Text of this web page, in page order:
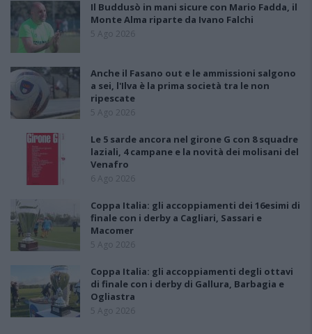
Il Buddusò in mani sicure con Mario Fadda, il
Monte Alma riparte da Ivano Falchi
5 Ago 2026
Anche il Fasano out e le ammissioni salgono
a sei, l'Ilva è la prima società tra le non
ripescate
5 Ago 2026
Le 5 sarde ancora nel girone G con 8 squadre
laziali, 4 campane e la novità dei molisani del
Venafro
6 Ago 2026
Coppa Italia: gli accoppiamenti dei 16esimi di
finale con i derby a Cagliari, Sassari e
Macomer
5 Ago 2026
Coppa Italia: gli accoppiamenti degli ottavi
di finale con i derby di Gallura, Barbagia e
Ogliastra
5 Ago 2026